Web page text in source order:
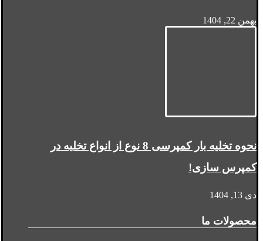
بهمن 22, 1404
نحوه تخلیه بار کمپرسی 8 نوع از انواع تخلیه در
کمپرس سازی!
دی 13, 1404
محصولات ما